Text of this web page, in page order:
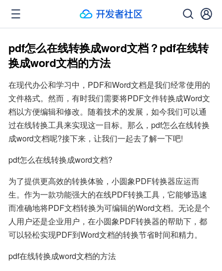
pdf怎么在线转换成word文档？pdf在线转
换成word文档的方法
在现代办公和学习中，PDF和Word文档是我们经常使用的
文件格式。然而，有时我们需要将PDF文件转换成Word文
档以方便编辑和修改。随着技术的发展，如今我们可以通
过在线转换工具来实现这一目标。那么，pdf怎么在线转换
成word文档呢?接下来，让我们一起去了解一下吧!
pdf怎么在线转换成word文档?
为了提供更高效的转换体验，小圆象PDF转换器应运而
生。作为一款功能强大的在线PDF转换工具，它能够迅速
而准确地将PDF文档转换为可编辑的Word文档。无论是个
人用户还是企业用户，在小圆象PDF转换器的帮助下，都
可以轻松实现PDF到Word文档的转换节省时间和精力。
pdf在线转换成word文档的方法